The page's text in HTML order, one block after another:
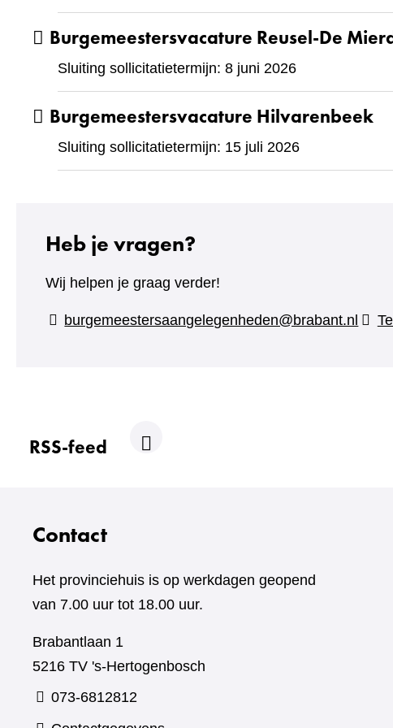
Burgemeestersvacature Reusel-De
Sluiting sollicitatietermijn: 8 juni 2026
Burgemeestersvacature Hilvarenbeek
Sluiting sollicitatietermijn: 15 juli 2026
Heb je vragen?
Wij helpen je graag verder!
burgemeestersaangelegenheden@brabant.nl
RSS-feed
Contact
Het provinciehuis is op werkdagen geopend
van 7.00 uur tot 18.00 uur.
Brabantlaan 1
5216 TV 's-Hertogenbosch
073-6812812